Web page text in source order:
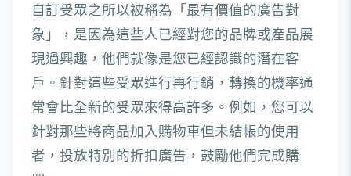
自訂受眾之所以被稱為「最有價值的廣告對
象」，是因為這些人已經對您的品牌或產品展
現過興趣，他們就像是您已經認識的潛在客
戶。針對這些受眾進行再行銷，轉換的機率通
常會比全新的受眾來得高許多。例如，您可以
針對那些將商品加入購物車但未結帳的使用
者，投放特別的折扣廣告，鼓勵他們完成購